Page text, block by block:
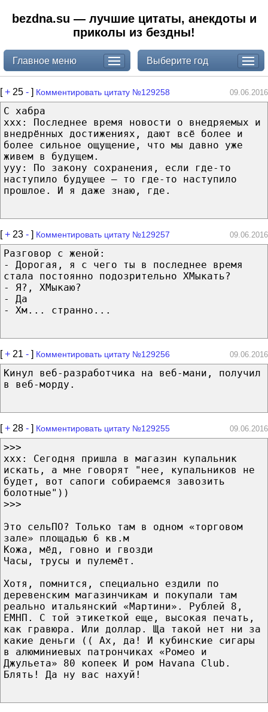
bezdna.su — лучшие цитаты, анекдоты и
приколы из бездны!
Главное меню Выберите год
[+ 25 - ] Комментировать цитату №129258 09.06.2016
С хабра
xxx: Последнее время новости о внедряемых и
внедрённых достижениях, дают всё более и
более сильное ощущение, что мы давно уже
живем в будущем.
yyy: По закону сохранения, если где-то
наступило будущее — то где-то наступило
прошлое. И я даже знаю, где.
[+ 23 - ] Комментировать цитату №129257 09.06.2016
Разговор с женой:
- Дорогая, я с чего ты в последнее время
стала постоянно подозрительно ХМыкать?
- Я?, ХМыкаю?
- Да
- Хм... странно...
[+ 21 - ] Комментировать цитату №129256 09.06.2016
Кинул веб-разработчика на веб-мани, получил
в веб-морду.
[+ 28 - ] Комментировать цитату №129255 09.06.2016
>>>
ххх: Сегодня пришла в магазин купальник
искать, а мне говорят "нее, купальников не
будет, вот сапоги собираемся завозить
болотные"))
>>>
Это сельПО? Только там в одном «торговом
зале» площадью 6 кв.м
Кожа, мёд, говно и гвозди
Часы, трусы и пулемёт.
Хотя, помнится, специально ездили по
деревенским магазинчикам и покупали там
реально итальянский «Мартини». Рублей 8,
ЕМНП. С той этикеткой еще, высокая печать,
как гравюра. Или доллар. Ща такой нет ни за
какие деньги (( Ах, да! И кубинские сигары
в алюминиевых патрончиках «Ромео и
Джульета» 80 копеек И ром Havana Club.
Блять! Да ну вас нахуй!